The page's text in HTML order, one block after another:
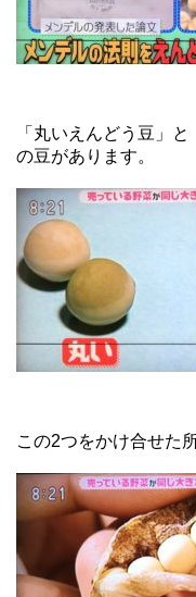
「丸いえんどう豆」
の豆があります。
この2つをかけ合せた